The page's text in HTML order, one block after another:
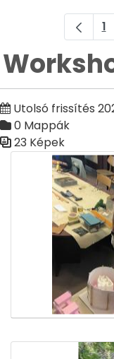
1
Utolsó frissítés
0 Mappák
23 Képek